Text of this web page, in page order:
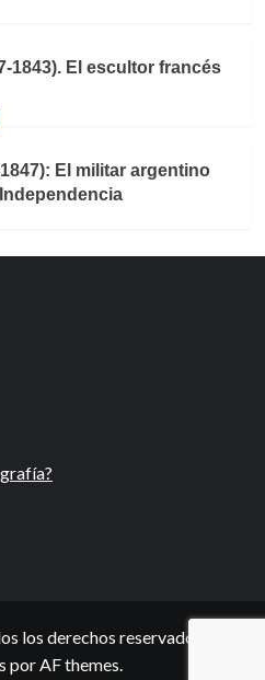
1843). El escultor francés
El militar argentino
los derechos reservados.
por AF themes.